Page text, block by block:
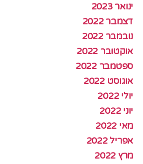
ינואר 2023
דצמבר 2022
נובמבר 2022
אוקטובר 2022
ספטמבר 2022
אוגוסט 2022
יולי 2022
יוני 2022
מאי 2022
אפריל 2022
מרץ 2022